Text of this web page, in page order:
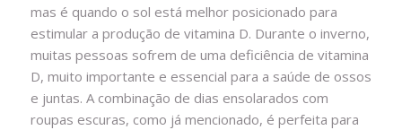
mas é quando o sol está melhor posicionado para
estimular a produção de vitamina D. Durante o inverno,
muitas pessoas sofrem de uma deficiência de vitamina
D, muito importante e essencial para a saúde de ossos
e juntas. A combinação de dias ensolarados com
roupas escuras, como já mencionado, é perfeita para